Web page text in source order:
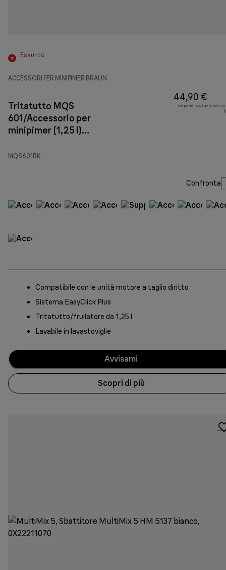
Esaurito
ACCESSORI PER MINIPIMER BRAUN
Tritatutto MQS
601/Accessorio per
minipimer (1,25 l)
MQS601BK
44,90 €
Importo IVA incluso
Confronta
Compatibile con le unità motore a taglio diritto
Sistema EasyClick Plus
Tritatutto/frullatore da 1,25 l
Lavabile in lavastoviglie
Avvisami
Scopri di più